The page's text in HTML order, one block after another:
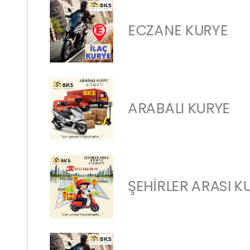
ECZANE KURYE
ARABALI KURYE
ŞEHİRLER ARASI